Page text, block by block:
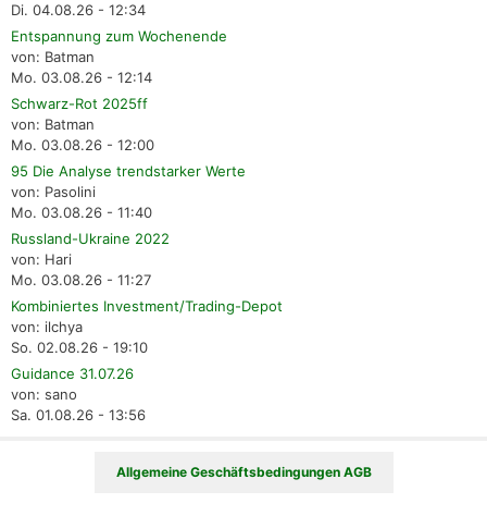
Di. 04.08.26 - 12:34
Entspannung zum Wochenende
von: Batman
Mo. 03.08.26 - 12:14
Schwarz-Rot 2025ff
von: Batman
Mo. 03.08.26 - 12:00
95 Die Analyse trendstarker Werte
von: Pasolini
Mo. 03.08.26 - 11:40
Russland-Ukraine 2022
von: Hari
Mo. 03.08.26 - 11:27
Kombiniertes Investment/Trading-Depot
von: ilchya
So. 02.08.26 - 19:10
Guidance 31.07.26
von: sano
Sa. 01.08.26 - 13:56
Allgemeine Geschäftsbedingungen AGB